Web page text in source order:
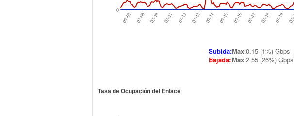
07-08 07-09 07-10 07-11 07-12 07-13 07-14 07-15 07-16 07-17 07-18 07-19
0
Subida:Max:0.15 (1%) Gbps
Bajada:Max:2.55 (26%) Gbps
Tasa de Ocupación del Enlace